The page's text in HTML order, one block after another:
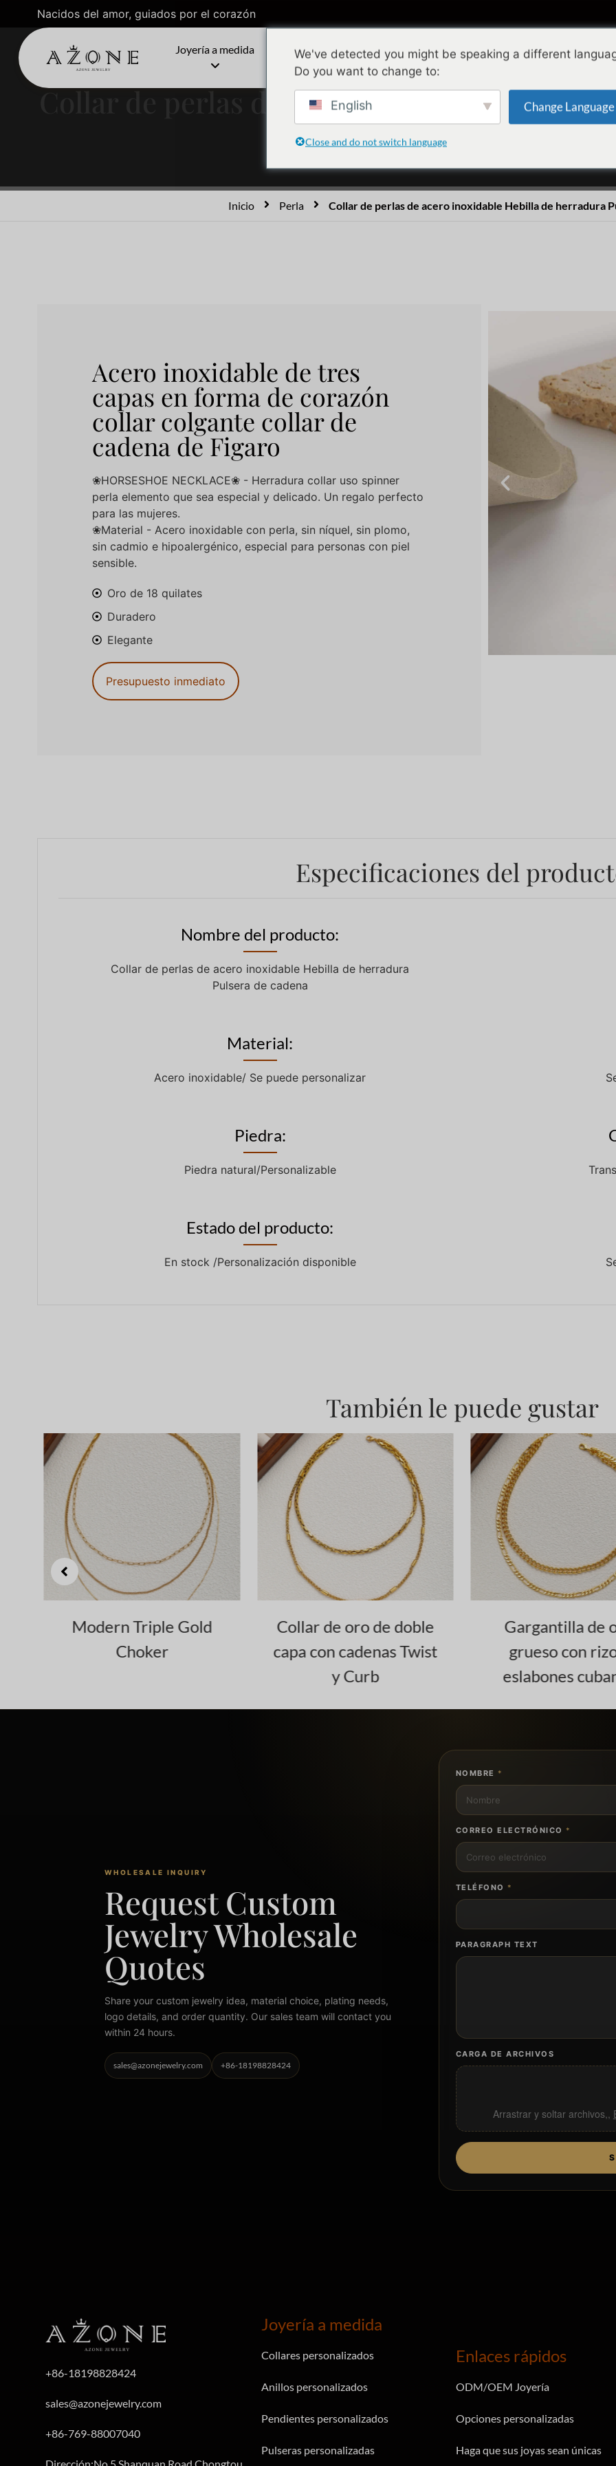
Nacidos del amor, guiados por el corazón
Joyería a medida Colecciones Diseño Calidad Acerca
Collar de perlas de acero inoxidable
de cadena
Inicio Perla Collar de perlas de acero inoxidable Hebilla de herradura
Acero inoxidable de tres
capas en forma de corazón
collar colgante collar de
cadena de Figaro
❀HORSESHOE NECKLACE❀ - Herradura collar uso spinner
perla elemento que sea especial y delicado. Un regalo perfecto
para las mujeres.
❀Material - Acero inoxidable con perla, sin níquel, sin plomo,
sin cadmio e hipoalergénico, especial para personas con piel
sensible.
Oro de 18 quilates
Duradero
Elegante
Presupuesto inmediato
Especificaciones del
Nombre del producto:
Collar de perlas de acero inoxidable Hebilla de herradura
Pulsera de cadena
Material:
Acero inoxidable/ Se puede personalizar
Piedra:
Piedra natural/Personalizable
Estado del producto:
En stock /Personalización disponible
También le puede gustar
Modern Triple Gold
Choker
Collar de oro de doble
capa con cadenas Twist
y Curb
Gargantilla de
grueso con
eslabones
WHOLESALE INQUIRY
Request Custom
Jewelry Wholesale
Quotes
Share your custom jewelry idea, material choice, plating needs,
logo details, and order quantity. Our sales team will contact you
within 24 hours.
sales@azonejewelry.com +86-18198828424
NOMBRE *
CORREO ELECTRÓNICO *
TELÉFONO *
PARAGRAPH TEXT
CARGA DE ARCHIVOS
Arrastrar y soltar archivos,,
+86-18198828424
sales@azonejewelry.com
+86-769-88007040
Dirección:No 5,Shanquan Road,Chongtou
Joyería a medida
Collares personalizados
Anillos personalizados
Pendientes personalizados
Pulseras personalizadas
Enlaces rápidos
ODM/OEM Joyería
Opciones personalizadas
Haga que sus joyas sean únicas
We've detected you might be speaking a different
Do you want to change to:
English Change Language
Close and do not switch language